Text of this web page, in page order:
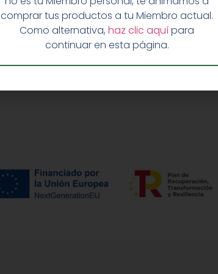
comprar tus productos a tu Miembro actual.
Como alternativa,haz clic aquípara
continuar en esta página.